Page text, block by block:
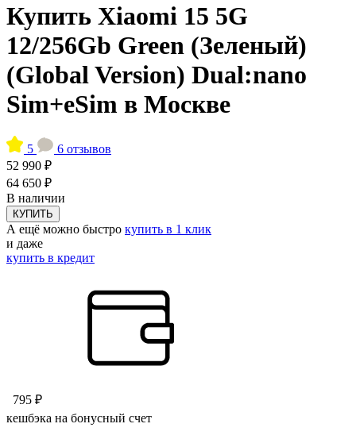
Купить Xiaomi 15 5G
12/256Gb Green (Зеленый)
(Global Version) Dual:nano
Sim+eSim в Москве
5
6 отзывов
52 990 ₽
64 650 ₽
В наличии
КУПИТЬ
А ещё можно быстро купить в 1 клик
и даже
купить в кредит
795 ₽
кешбэка на бонусный счет